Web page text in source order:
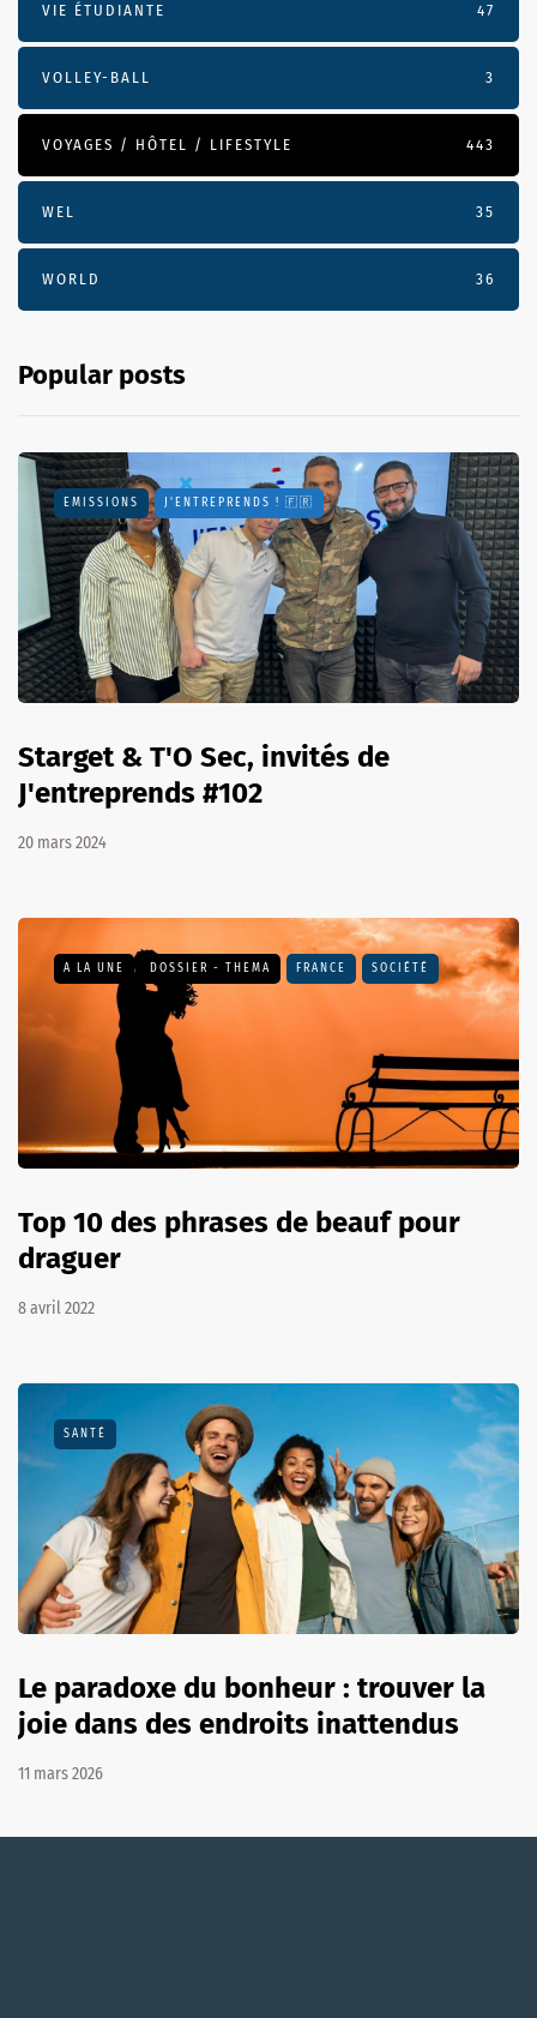
VIE ÉTUDIANTE 47
VOLLEY-BALL 3
VOYAGES / HÔTEL / LIFESTYLE 443
WEL 35
WORLD 36
Popular posts
EMISSIONS J'ENTREPRENDS ! 🇫🇷
Starget & T'O Sec, invités de
J'entreprends #102
20 mars 2024
A LA UNE DOSSIER - THEMA FRANCE SOCIÉTÉ
Top 10 des phrases de beauf pour
draguer
8 avril 2022
SANTÉ
Le paradoxe du bonheur : trouver la
joie dans des endroits inattendus
11 mars 2026